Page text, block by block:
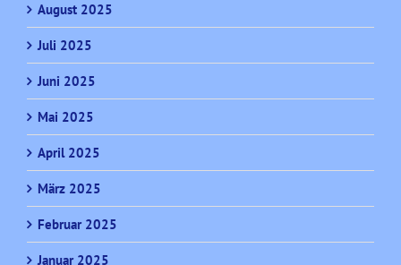
August 2025
Juli 2025
Juni 2025
Mai 2025
April 2025
März 2025
Februar 2025
Januar 2025